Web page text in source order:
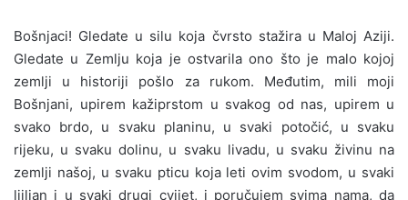
Bošnjaci! Gledate u silu koja čvrsto stažira u Maloj Aziji.
Gledate u Zemlju koja je ostvarila ono što je malo kojoj
zemlji u historiji pošlo za rukom. Međutim, mili moji
Bošnjani, upirem kažiprstom u svakog od nas, upirem u
svako brdo, u svaku planinu, u svaki potočić, u svaku
rijeku, u svaku dolinu, u svaku livadu, u svaku živinu na
zemlji našoj, u svaku pticu koja leti ovim svodom, u svaki
ljiljan i u svaki drugi cvijet, i poručujem svima nama, da